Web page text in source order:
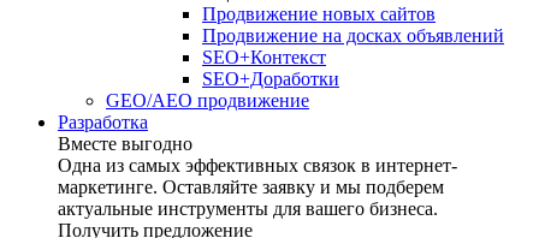
Продвижение новых сайтов
Продвижение на досках объявлений
SEO+Контекст
SEO+Доработки
GEO/AEO продвижение
Разработка
Вместе выгодно
Одна из самых эффективных связок в интернет-
маркетинге. Оставляйте заявку и мы подберем
актуальные инструменты для вашего бизнеса.
Получить предложение